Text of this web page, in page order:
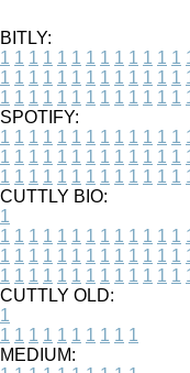
BITLY:
1 1 1 1 1 1 1 1 1 1 1 1 1
1 1 1 1 1 1 1 1 1 1 1 1 1
1 1 1 1 1 1 1 1 1 1 1 1 1
SPOTIFY:
1 1 1 1 1 1 1 1 1 1 1 1 1
1 1 1 1 1 1 1 1 1 1 1 1 1
1 1 1 1 1 1 1 1 1 1 1 1 1
CUTTLY BIO:
1
1 1 1 1 1 1 1 1 1 1 1 1 1
1 1 1 1 1 1 1 1 1 1 1 1 1
1 1 1 1 1 1 1 1 1 1 1 1 1
CUTTLY OLD:
1
1 1 1 1 1 1 1 1 1 1
MEDIUM: